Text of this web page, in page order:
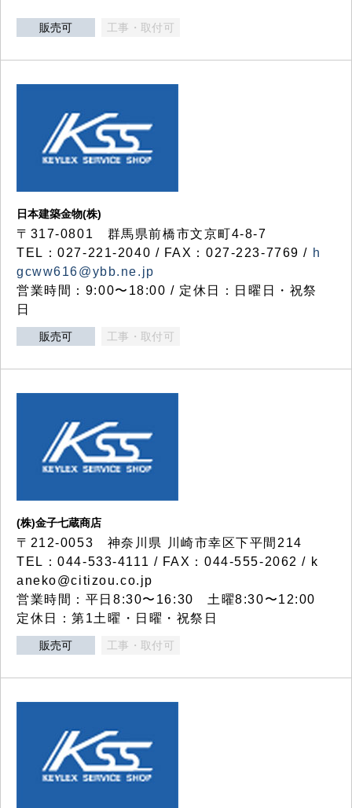
販売可 工事・取付可
日本建築金物(株)
〒317‐0801 群馬県前橋市文京町4-8-7
TEL：027-221-2040 / FAX：027-223-7769 / h
gcww616@ybb.ne.jp
営業時間：9:00〜18:00 / 定休日：日曜日・祝祭
日
販売可 工事・取付可
(株)金子七蔵商店
〒212-0053 神奈川県 川崎市幸区下平間214
TEL：044-533-4111 / FAX：044-555-2062 / k
aneko@citizou.co.jp
営業時間：平日8:30〜16:30 土曜8:30〜12:00
定休日：第1土曜・日曜・祝祭日
販売可 工事・取付可